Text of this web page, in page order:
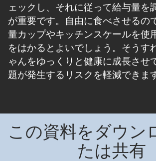
ェックし、それに従って給与​量を
が重要です。自由に食べさせるの
量カップやキッチンスケールを使
をはかるとよいでしょう。そうす
ゃんをゆっくりと健康に成長させ
題が発生するリスクを軽減できま
この資料をダウン
たは共有